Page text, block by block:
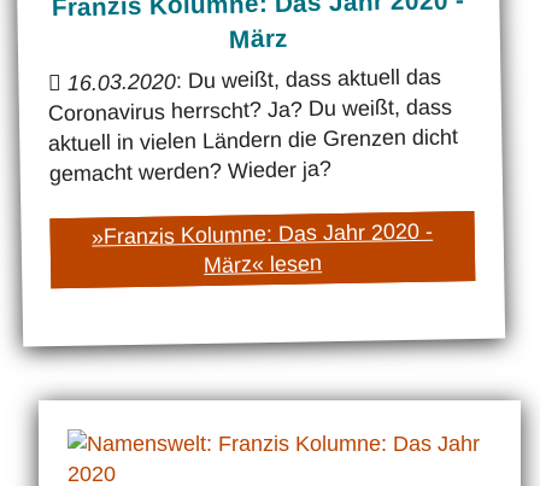
März
16.03.2020: Du weißt, dass aktuell das
Coronavirus herrscht? Ja? Du weißt, dass
aktuell in vielen Ländern die Grenzen dicht
gemacht werden? Wieder ja?
»Franzis Kolumne: Das Jahr 2020 -
März« lesen